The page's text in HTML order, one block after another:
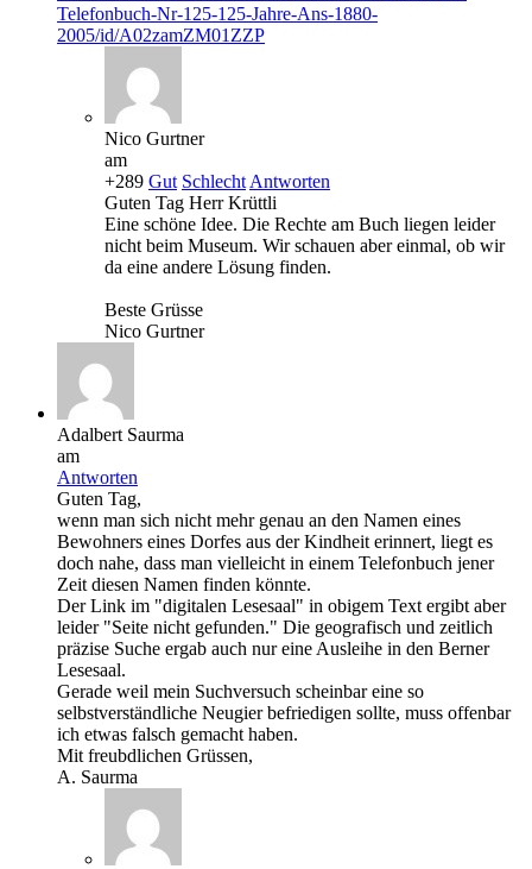
Telefonbuch-Nr-125-125-Jahre-Ans-1880-
2005/id/A02zamZM01ZZP
Nico Gurtner
am
+289 Gut SchlechtAntworten
Guten Tag Herr Krüttli
Eine schöne Idee. Die Rechte am Buch liegen leider
nicht beim Museum. Wir schauen aber einmal, ob wir
da eine andere Lösung finden.
Beste Grüsse
Nico Gurtner
Adalbert Saurma
am
Antworten
Guten Tag,
wenn man sich nicht mehr genau an den Namen eines
Bewohners eines Dorfes aus der Kindheit erinnert, liegt es
doch nahe, dass man vielleicht in einem Telefonbuch jener
Zeit diesen Namen finden könnte.
Der Link im "digitalen Lesesaal" in obigem Text ergibt aber
leider "Seite nicht gefunden." Die geografisch und zeitlich
präzise Suche ergab auch nur eine Ausleihe in den Berner
Lesesaal.
Gerade weil mein Suchversuch scheinbar eine so
selbstverständliche Neugier befriedigen sollte, muss offenbar
ich etwas falsch gemacht haben.
Mit freubdlichen Grüssen,
A. Saurma